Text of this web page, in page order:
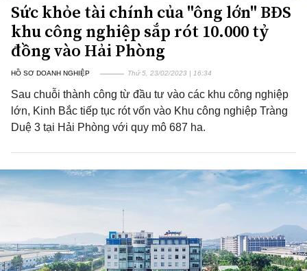
Sức khỏe tài chính của "ông lớn" BĐS
khu công nghiệp sắp rót 10.000 tỷ
đồng vào Hải Phòng
HỒ SƠ DOANH NGHIỆP Thứ 5, 23/02/2023 | 16:34
Sau chuỗi thành công từ đầu tư vào các khu công nghiệp
lớn, Kinh Bắc tiếp tục rót vốn vào Khu công nghiệp Tràng
Duệ 3 tại Hải Phòng với quy mô 687 ha.